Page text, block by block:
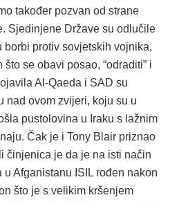
također pozvan od strane
Sjedinjene Države su odlučile
borbi protiv sovjetskih vojnika,
se obavi posao, “odraditi” i
Al-Qaeda i SAD su
nad ovom zvijeri, koju su u
pustolovina u Iraku s lažnim
Čak je i Tony Blair priznao
činjenica je da je na isti način
u Afganistanu ISIL rođen nakon
što je s velikim kršenjem